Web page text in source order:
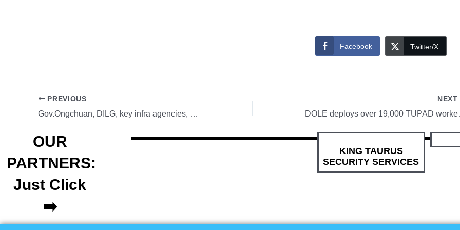
Facebook Twitter/X
PREVIOUS
Gov.Ongchuan, DILG, key infra agencies, partner for Local Infra Learning Hub
NEXT
DOLE
OUR
PARTNERS:
Just Click
➡️
KING TAURUS
SECURITY SERVICES